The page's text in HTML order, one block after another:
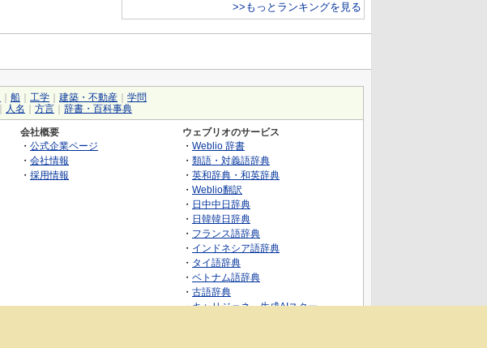
>>もっとランキングを見る
船 工学 建築・不動産
学問
人名 方言 辞書・百科事典
会社概要
・ 公式企業ページ
・ 会社情報
・ 採用情報
ウェブリオのサービス
・ Weblio 辞書
・ 類語・対義語辞典
・ 英和辞典・和英辞典
・ Weblio翻訳
・ 日中中日辞典
・ 日韓韓日辞典
・ フランス語辞典
・ インドネシア語辞典
・ タイ語辞典
・ ベトナム語辞典
・ 古語辞典
・キャリジェネ～生成AIスクー